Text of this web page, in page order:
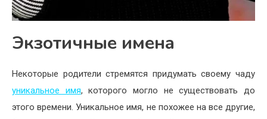
Экзотичные имена
Некоторые родители стремятся придумать своему чаду
уникальное имя, которого могло не существовать до
этого времени. Уникальное имя, не похожее на все другие,